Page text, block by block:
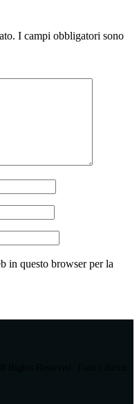
I campi obbligatori sono
in questo browser per la